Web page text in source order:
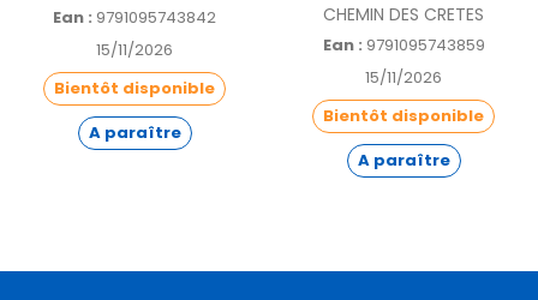
Ean : 9791095743842
15/11/2026
Bientôt disponible
A paraître
CHEMIN DES CRETES
Ean : 9791095743859
15/11/2026
Bientôt disponible
A paraître